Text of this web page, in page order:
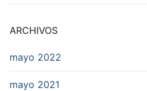
ARCHIVOS
mayo 2022
mayo 2021